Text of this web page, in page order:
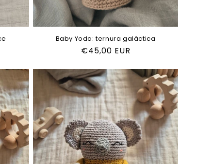
Baby Yoda: ternura galáctica
Precio
€45,00 EUR